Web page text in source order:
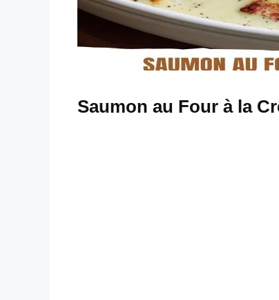
Saumon au Four à la